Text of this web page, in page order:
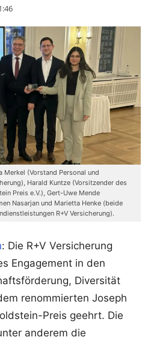
(Vorstand Personal und
Harald Kuntze (Vorsitzender des
Preis e.V.), Gert-Uwe Mende
Nasarjan und Marietta Henke (beide
R+V Versicherung).
: Die R+V Versicherung
Engagement in den
Diversität
renommierten Joseph
Preis geehrt. Die
anderem die